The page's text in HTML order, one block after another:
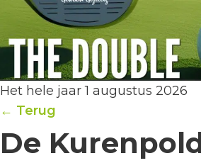
Het hele jaar 1 augustus 2026
← Terug
De